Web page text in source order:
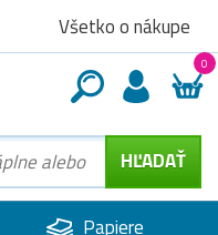
Všetko o nákupe
0
Papiere